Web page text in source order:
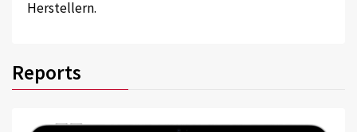
Herstellern.
Reports